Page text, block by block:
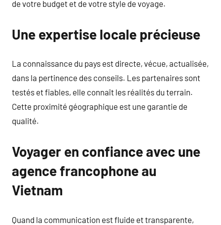
de votre budget et de votre style de voyage.
Une expertise locale précieuse
La connaissance du pays est directe, vécue, actualisée,
dans la pertinence des conseils. Les partenaires sont
testés et fiables, elle connaît les réalités du terrain.
Cette proximité géographique est une garantie de
qualité.
Voyager en confiance avec une
agence francophone au
Vietnam
Quand la communication est fluide et transparente,